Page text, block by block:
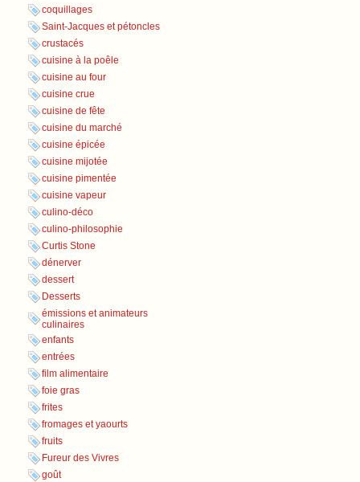
coquillages
Saint-Jacques et pétoncles
crustacés
cuisine à la poêle
cuisine au four
cuisine crue
cuisine de fête
cuisine du marché
cuisine épicée
cuisine mijotée
cuisine pimentée
cuisine vapeur
culino-déco
culino-philosophie
Curtis Stone
dénerver
dessert
Desserts
émissions et animateurs
culinaires
enfants
entrées
film alimentaire
foie gras
frites
fromages et yaourts
fruits
Fureur des Vivres
goût